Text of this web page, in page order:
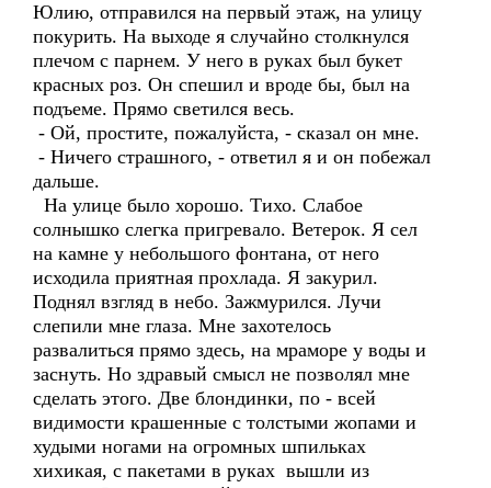
Юлию, отправился на первый этаж, на улицу
покурить. На выходе я случайно столкнулся
плечом с парнем. У него в руках был букет
красных роз. Он спешил и вроде бы, был на
подъеме. Прямо светился весь.
- Ой, простите, пожалуйста, - сказал он мне.
- Ничего страшного, - ответил я и он побежал
дальше.
На улице было хорошо. Тихо. Слабое
солнышко слегка пригревало. Ветерок. Я сел
на камне у небольшого фонтана, от него
исходила приятная прохлада. Я закурил.
Поднял взгляд в небо. Зажмурился. Лучи
слепили мне глаза. Мне захотелось
развалиться прямо здесь, на мраморе у воды и
заснуть. Но здравый смысл не позволял мне
сделать этого. Две блондинки, по - всей
видимости крашенные с толстыми жопами и
худыми ногами на огромных шпильках
хихикая, с пакетами в руках вышли из